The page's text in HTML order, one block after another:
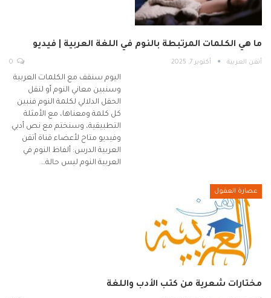
ما هي الكلمات المرتبطة بالنوم في اللغة العربية | فيديو
أتقن العربية أكتوبر 7, 2025
اليوم سنقف مع الكلمات العربية
وسنبين معاني النوم أو لنقل
الحقل الدلالي لكلمة النوم فنبين
كل كلمة ومعناها، مع الأمثلة
التطبيقية، وسنختم مع نص أدبي
وفيديو متاح لأعضاء قناة أتقن
العربية الدرس: ألفاظ النوم في
العربية النوم ليس حالة…
عصارة العقول
مختارات شعرية من كتب الأدب واللغة